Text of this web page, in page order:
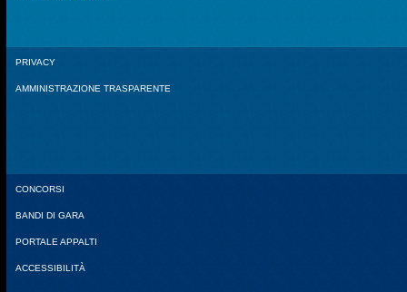
PRIVACY
AMMINISTRAZIONE TRASPARENTE
CONCORSI
BANDI DI GARA
PORTALE APPALTI
ACCESSIBILITÀ